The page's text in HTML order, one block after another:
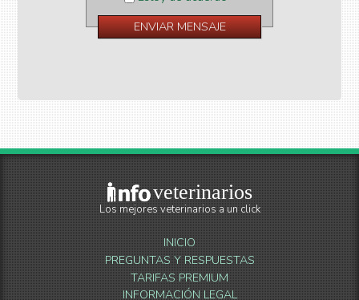
veterinarios
Los mejores veterinarios a un click
INICIO
PREGUNTAS Y RESPUESTAS
TARIFAS PREMIUM
INFORMACIÓN LEGAL